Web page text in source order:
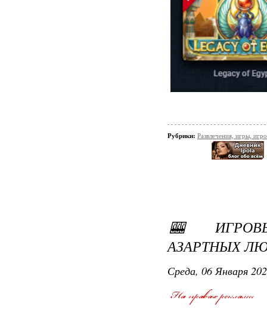
Рубрики: Развлечения, игры,
🎰
АЗАРТНЫХ
Среда, 06 Января